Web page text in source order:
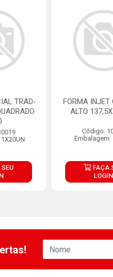
TRAD-
FORMA INJET
ALTO
Código:
Embalagem:
FAÇA
LOGIN